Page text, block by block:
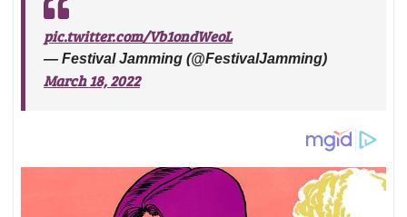
pic.twitter.com/Vb1ondWeoL
— Festival Jamming (@FestivalJamming)
March 18, 2022